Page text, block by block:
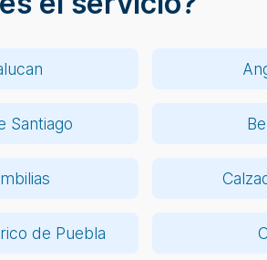
Santiago
de Puebla